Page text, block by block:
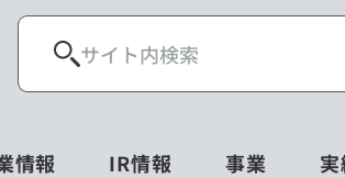
情報 IR情報 事業